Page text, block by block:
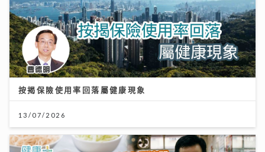
按揭保險使用率回落屬健康現象
13/07/2026